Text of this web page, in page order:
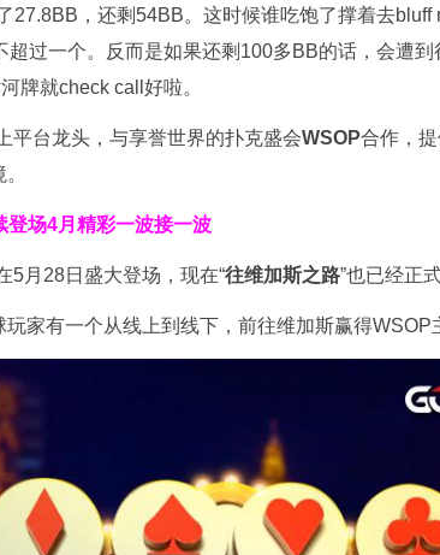
27.8BB，还剩54BB。这时候谁吃饱了撑着去
超过一个。反而是如果还剩100多BB的话，会遭
牌就check call好啦。
平台龙头，与享誉世界的扑克盛会WSOP合作，
登场4月精彩一波接一波
5月28日盛大登场，现在“往维加斯之路”也已经正
家有一个从线上到线下，前往维加斯赢得WSOP